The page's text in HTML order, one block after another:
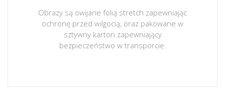
Obrazy są owijane folią stretch zapewniając
ochronę przed wilgocią, oraz pakowane w
sztywny karton zapewniający
bezpieczeństwo w transporcie.